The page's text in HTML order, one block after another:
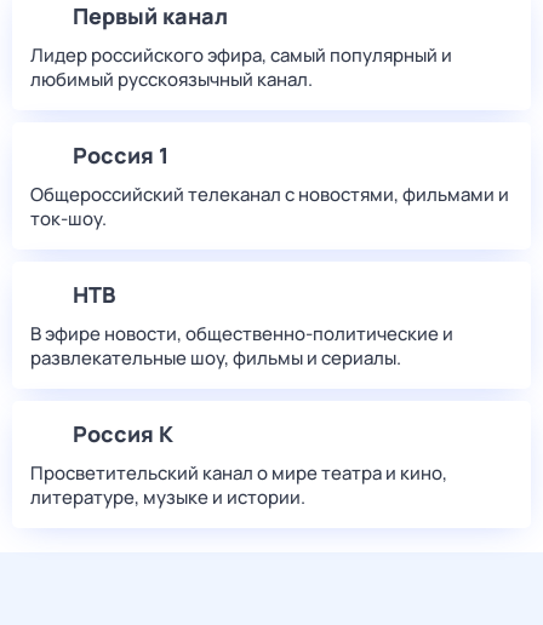
Первый канал
Лидер российского эфира, самый популярный и
любимый русскоязычный канал.
Россия 1
Общероссийский телеканал с новостями, фильмами и
ток-шоу.
НТВ
В эфире новости, общественно-политические и
развлекательные шоу, фильмы и сериалы.
Россия К
Просветительский канал о мире театра и кино,
литературе, музыке и истории.